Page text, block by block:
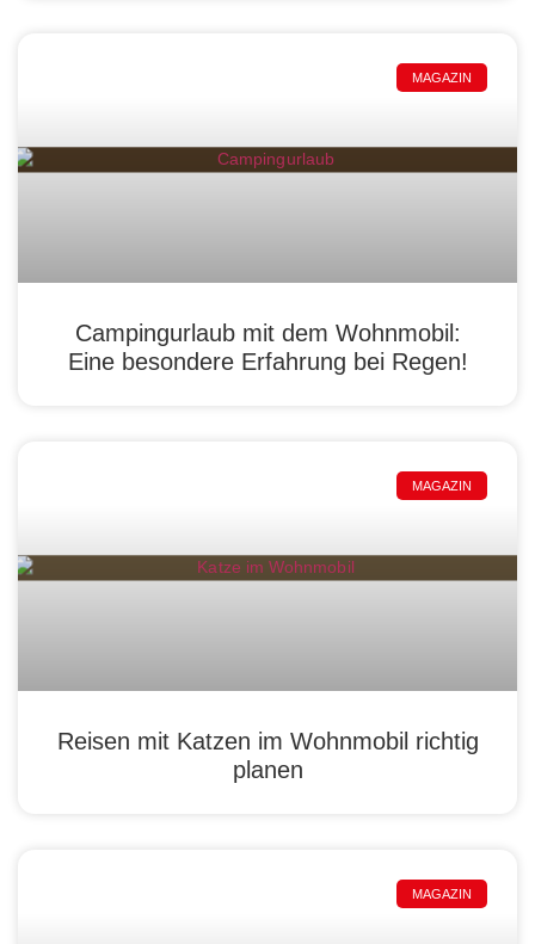
MAGAZIN
Campingurlaub mit dem Wohnmobil:
Eine besondere Erfahrung bei Regen!
MAGAZIN
Reisen mit Katzen im Wohnmobil richtig
planen
MAGAZIN